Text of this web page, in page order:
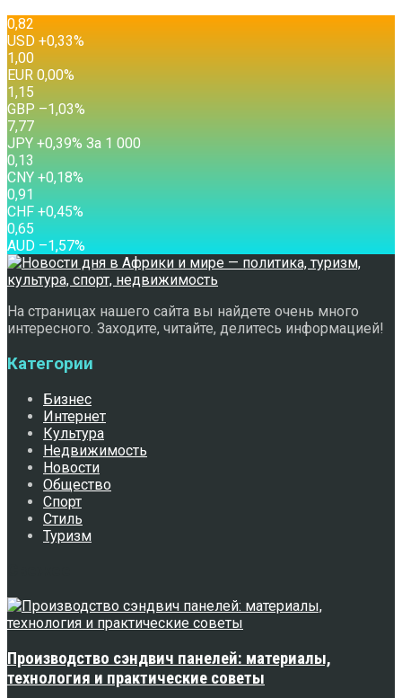
0,82
USD +0,33%
1,00
EUR 0,00%
1,15
GBP –1,03%
7,77
JPY +0,39% За 1 000
0,13
CNY +0,18%
0,91
CHF +0,45%
0,65
AUD –1,57%
На страницах нашего сайта вы найдете очень много
интересного. Заходите, читайте, делитесь информацией!
Категории
Бизнес
Интернет
Культура
Недвижимость
Новости
Общество
Спорт
Стиль
Туризм
Производство сэндвич панелей: материалы,
технология и практические советы